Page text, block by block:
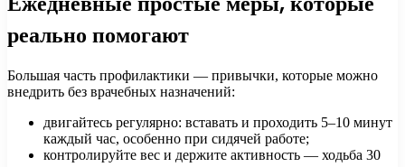
реально помогают
Большая часть профилактики — привычки, которые можно
внедрить без врачебных назначений:
двигайтесь регулярно: вставать и проходить 5–10 минут
каждый час, особенно при сидячей работе;
контролируйте вес и держите активность — ходьба 30